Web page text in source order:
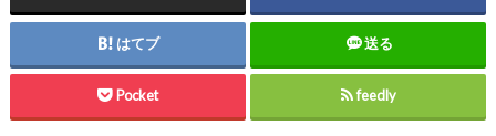
はてブ 送る
Pocket feedly